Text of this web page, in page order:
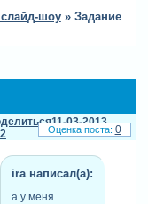
шоу » Задание
11-03-2013
ira написал(а):
а у меня
0